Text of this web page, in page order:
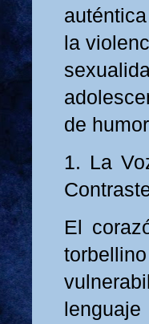
la
de
1. La
El